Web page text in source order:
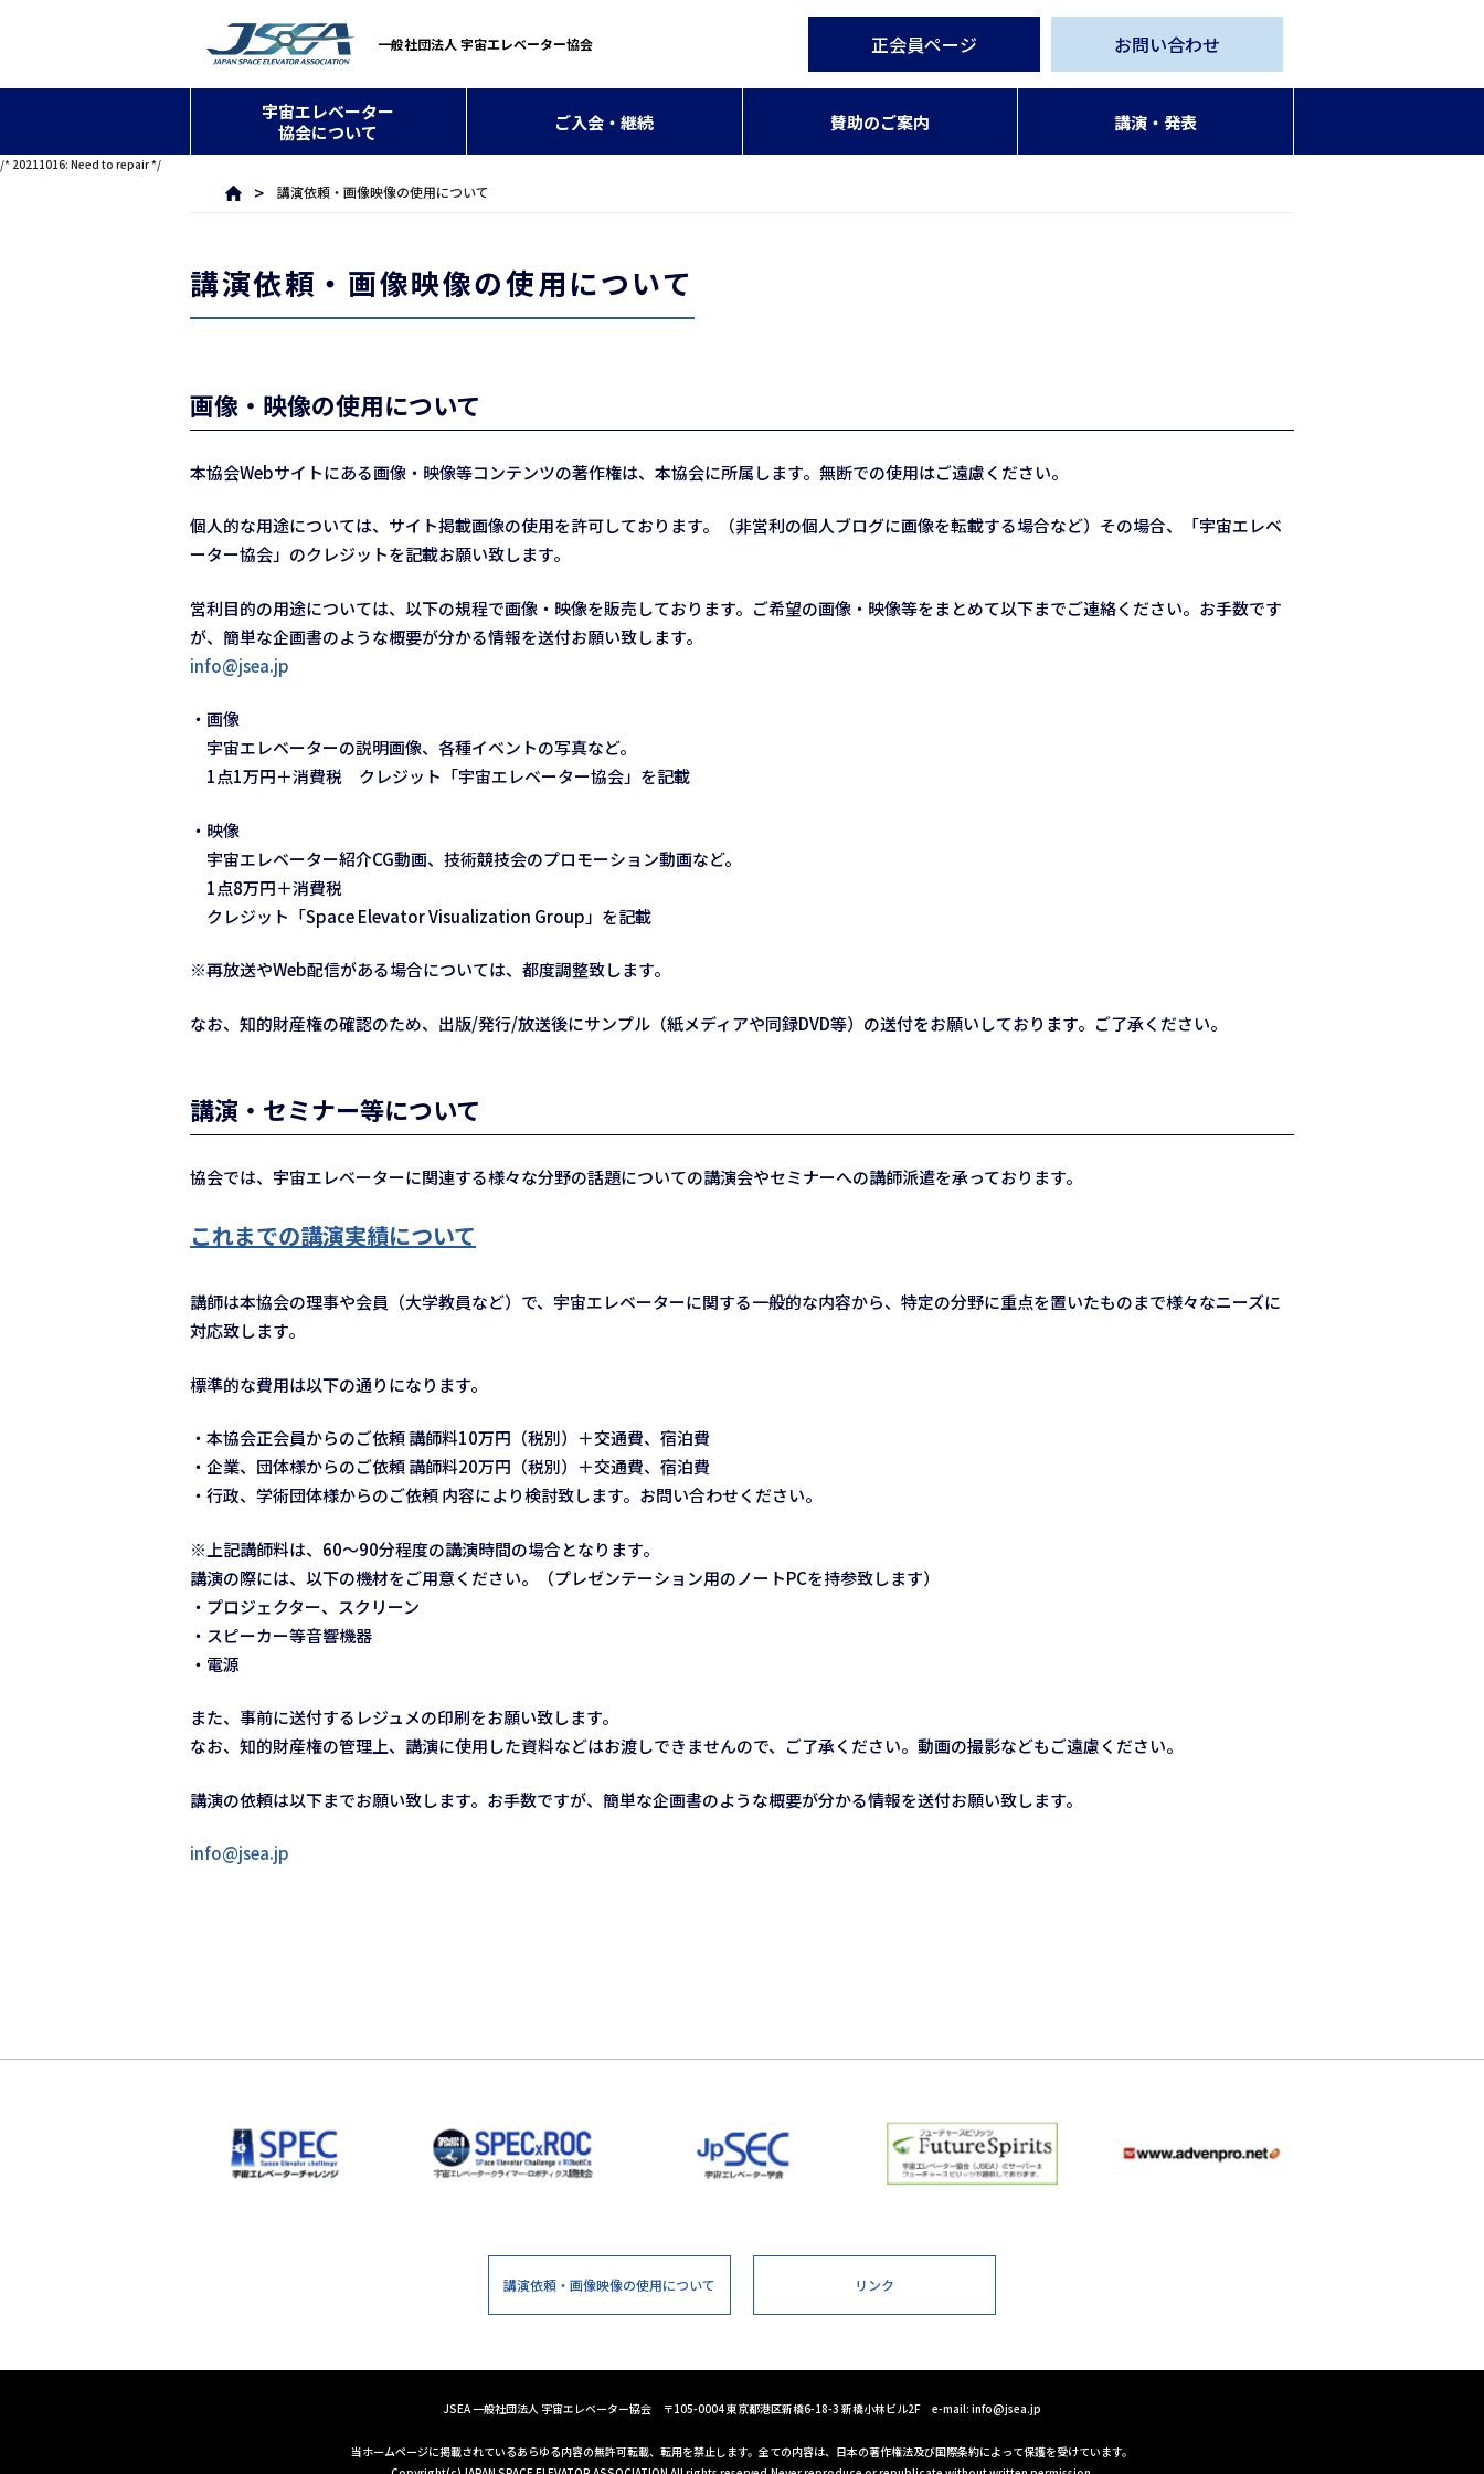
一般社団法人 宇宙エレベーター協会 正会員ページ お問い合わせ
宇宙エレベーター
協会について
ご入会・継続 賛助のご案内 講演・発表
/* 20211016: Need to repair */
講演依頼・画像映像の使用について
講演依頼・画像映像の使用について
画像・映像の使用について
本協会Webサイトにある画像・映像等コンテンツの著作権は、本協会に所属します。無断での使用はご遠慮ください。
個人的な用途については、サイト掲載画像の使用を許可しております。（非営利の個人ブログに画像を転載する場合など）その場合、「宇宙エレベ
ーター協会」のクレジットを記載お願い致します。
営利目的の用途については、以下の規程で画像・映像を販売しております。ご希望の画像・映像等をまとめて以下までご連絡ください。お手数です
が、簡単な企画書のような概要が分かる情報を送付お願い致します。
info@jsea.jp
・画像
宇宙エレベーターの説明画像、各種イベントの写真など。
1点1万円＋消費税 クレジット「宇宙エレベーター協会」を記載
・映像
宇宙エレベーター紹介CG動画、技術競技会のプロモーション動画など。
1点8万円＋消費税
クレジット「Space Elevator Visualization Group」を記載
※再放送やWeb配信がある場合については、都度調整致します。
なお、知的財産権の確認のため、出版/発行/放送後にサンプル（紙メディアや同録DVD等）の送付をお願いしております。ご了承ください。
講演・セミナー等について
協会では、宇宙エレベーターに関連する様々な分野の話題についての講演会やセミナーへの講師派遣を承っております。
これまでの講演実績について
講師は本協会の理事や会員（大学教員など）で、宇宙エレベーターに関する一般的な内容から、特定の分野に重点を置いたものまで様々なニーズに
対応致します。
標準的な費用は以下の通りになります。
・本協会正会員からのご依頼 講師料10万円（税別）＋交通費、宿泊費
・企業、団体様からのご依頼 講師料20万円（税別）＋交通費、宿泊費
・行政、学術団体様からのご依頼 内容により検討致します。お問い合わせください。
※上記講師料は、60～90分程度の講演時間の場合となります。
講演の際には、以下の機材をご用意ください。（プレゼンテーション用のノートPCを持参致します）
・プロジェクター、スクリーン
・スピーカー等音響機器
・電源
また、事前に送付するレジュメの印刷をお願い致します。
なお、知的財産権の管理上、講演に使用した資料などはお渡しできませんので、ご了承ください。動画の撮影などもご遠慮ください。
講演の依頼は以下までお願い致します。お手数ですが、簡単な企画書のような概要が分かる情報を送付お願い致します。
info@jsea.jp
講演依頼・画像映像の使用について リンク
JSEA 一般社団法人 宇宙エレベーター協会 〒105-0004 東京都港区新橋6-18-3 新橋小林ビル2F e-mail: info@jsea.jp
当ホームページに掲載されているあらゆる内容の無許可転載、転用を禁止します。 全ての内容は、日本の著作権法及び国際条約によって保護を受けています。